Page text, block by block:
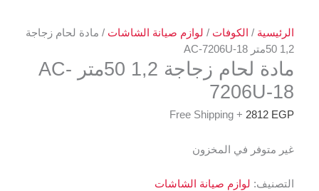
الرئيسية / الكوفات / لوازم صيانة الشاشات / مادة لحام زجاجة
1,2 50متر AC-7206U-18
مادة لحام زجاجة 1,2 50متر AC-
7206U-18
2812 EGP
+ Free Shipping
غير متوفر في المخزون
التصنيف: لوازم صيانة الشاشات